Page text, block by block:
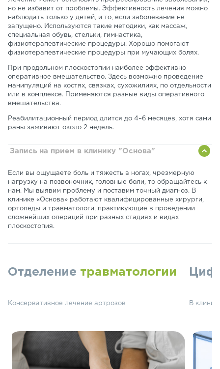
но не избавит от проблемы. Эффективность лечения можно
наблюдать только у детей, и то, если заболевание не
запущено. Используются такие методики, как массаж,
специальная обувь, стельки, гимнастика,
физиотерапевтические процедуры. Хорошо помогают
физиотерапевтические процедуры при мучающих болях.
При продольном плоскостопии наиболее эффективно
оперативное вмешательство. Здесь возможно проведение
манипуляций на костях, связках, сухожилиях, по отдельности
или в комплексе. Применяются разные виды оперативного
вмешательства.
Реабилитационный период длится до 4–6 месяцев, хотя сами
раны заживают около 2 недель.
Запись на прием в клинику "Основа"
Если вы ощущаете боль и тяжесть в ногах, чрезмерную
нагрузку на позвоночник, головные боли, то обращайтесь к
нам. Мы выявим проблему и поставим точный диагноз. В
клинике «Основа» работают квалифицированные хирурги,
ортопеды и травматологи, практикующие в проведении
сложнейших операций при разных стадиях и видах
плоскостопия.
Отделение травматологии
Консервативное лечение артрозов В